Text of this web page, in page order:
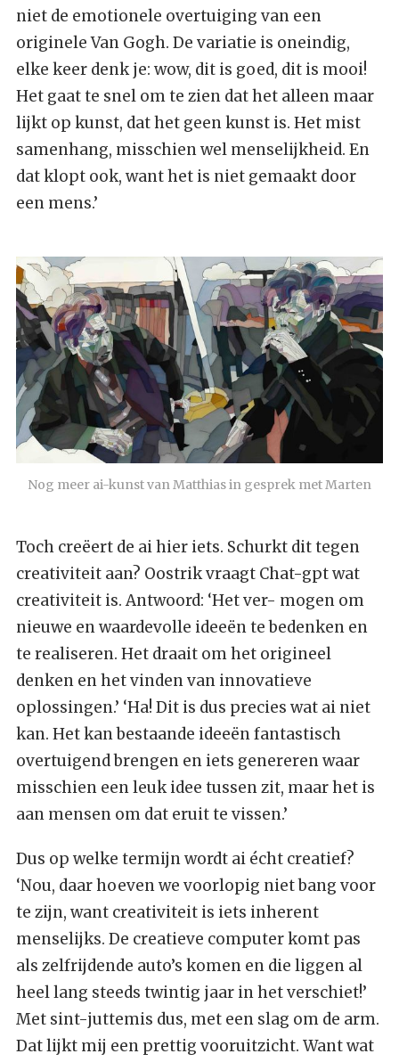
niet de emotionele overtuiging van een
originele Van Gogh. De variatie is oneindig,
elke keer denk je: wow, dit is goed, dit is mooi!
Het gaat te snel om te zien dat het alleen maar
lijkt op kunst, dat het geen kunst is. Het mist
samenhang, misschien wel menselijkheid. En
dat klopt ook, want het is niet gemaakt door
een mens.’
Nog meer ai-kunst van Matthias in gesprek met Marten
Toch creëert de ai hier iets. Schurkt dit tegen
creativiteit aan? Oostrik vraagt Chat-gpt wat
creativiteit is. Antwoord: ‘Het ver- mogen om
nieuwe en waardevolle ideeën te bedenken en
te realiseren. Het draait om het origineel
denken en het vinden van innovatieve
oplossingen.’ ‘Ha! Dit is dus precies wat ai niet
kan. Het kan bestaande ideeën fantastisch
overtuigend brengen en iets genereren waar
misschien een leuk idee tussen zit, maar het is
aan mensen om dat eruit te vissen.’
Dus op welke termijn wordt ai écht creatief?
‘Nou, daar hoeven we voorlopig niet bang voor
te zijn, want creativiteit is iets inherent
menselijks. De creatieve computer komt pas
als zelfrijdende auto’s komen en die liggen al
heel lang steeds twintig jaar in het verschiet!’
Met sint-juttemis dus, met een slag om de arm.
Dat lijkt mij een prettig vooruitzicht. Want wat